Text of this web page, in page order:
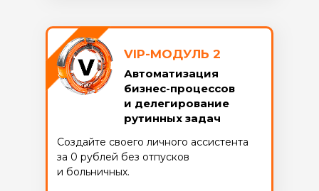
VIP-МОДУЛЬ 2
Создайте своего личного ассистента
за 0 рублей без отпусков
и больничных.
Автоматизация
бизнес-процессов
и делегирование
рутинных задач